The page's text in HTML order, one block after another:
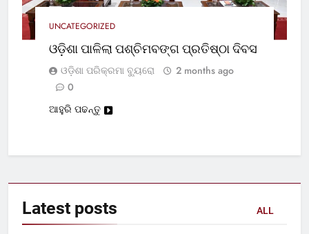
UNCATEGORIZED
ଓଡ଼ିଶା ପାଳିଲା ପଶ୍ଚିମବଙ୍ଗ ପ୍ରତିଷ୍ଠା ଦିବସ
ଓଡ଼ିଶା ପରିକ୍ରମା ବ୍ୟୁରୋ
2 months ago
0
ଆହୁରି ପଢନ୍ତୁ
Latest posts ALL